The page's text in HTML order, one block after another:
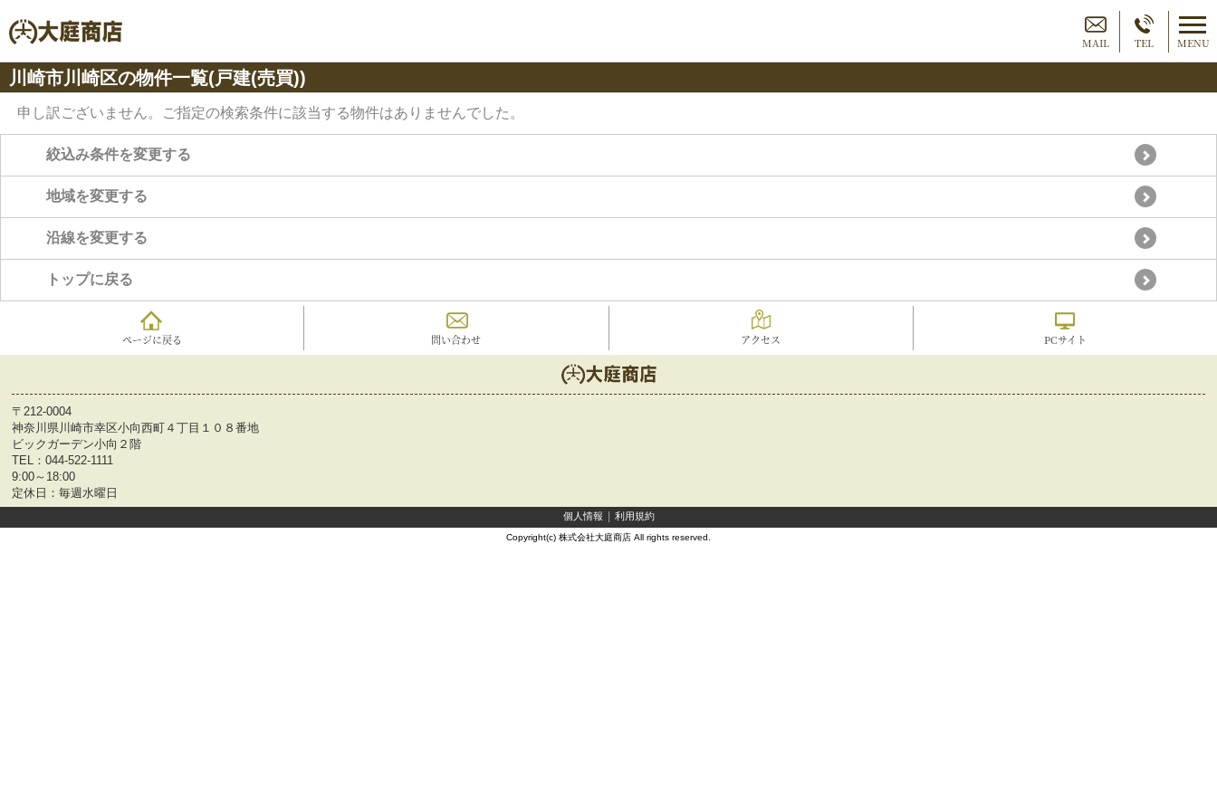
MAIL TEL MENU
川崎市川崎区の物件一覧(戸建(売買))
申し訳ございません。ご指定の検索条件に該当する物件はありませんでした。
絞込み条件を変更する
地域を変更する
沿線を変更する
トップに戻る
ページに戻る 問い合わせ アクセス PCサイト
〒212-0004
神奈川県川崎市幸区小向西町４丁目１０８番地
ビックガーデン小向２階
TEL： 044-522-1111
9:00～18:00
定休日：毎週水曜日
個人情報 利用規約
Copyright(c) 株式会社大庭商店 All rights reserved.